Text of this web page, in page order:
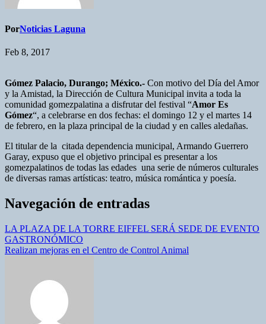
PorNoticias Laguna
Feb 8, 2017
Gómez Palacio, Durango; México.- Con motivo del Día del Amor
y la Amistad, la Dirección de Cultura Municipal invita a toda la
comunidad gomezpalatina a disfrutar del festival “Amor Es
Gómez“, a celebrarse en dos fechas: el domingo 12 y el martes 14
de febrero, en la plaza principal de la ciudad y en calles aledañas.
El titular de la citada dependencia municipal, Armando Guerrero
Garay, expuso que el objetivo principal es presentar a los
gomezpalatinos de todas las edades una serie de números culturales
de diversas ramas artísticas: teatro, música romántica y poesía.
Navegación de entradas
LA PLAZA DE LA TORRE EIFFEL SERÁ SEDE DE EVENTO
GASTRONÓMICO
Realizan mejoras en el Centro de Control Animal